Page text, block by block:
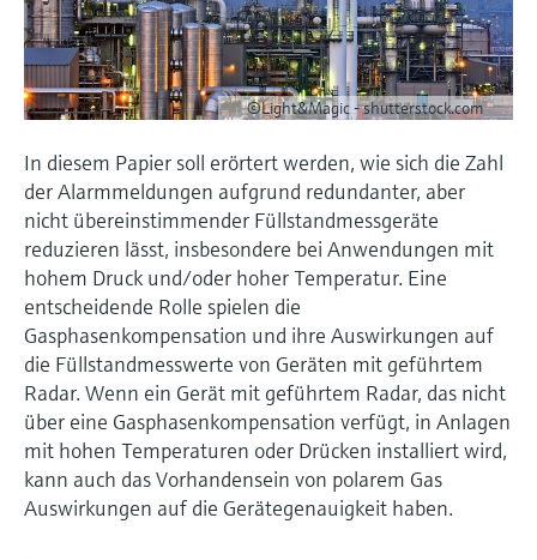
Optische Analyse
Netilion IIoT
Software
Produktwerkzeuge
Produktfinder
Produkte anhand von Produktmerkmalen
finden
Applicator
Produkte anhand von
Anwendungsparametern finden, auswählen
und konfigurieren
Differenzdruck-Durchflussmessung
Alle ansehen
Hydrostatische Füllstandsmessung
Konduktive Füllstandsmessung
Füllstandsmessung Schwimmer
Radiometrische Messung
Drehflügelschalter
Servo Füllstandsmessung
Elektromechanische
Füllstandsmessung
Mikrowellenschranke
Sauerstoffsensoren und -
messumformer
Laborgeräte
Automatische Probenehmer
SAK-, CSB- und TOC-Analysatoren
Redox-Elektroden und -
Messumformer
Schlammspiegelmessung
Analysatoren für Ammonium,
Nitrat, Phosphat etc.
Temperaturschalter
Oberflächenthermometer und
Kabelfühler
Multipoint Thermometer
Alle ansehen
Energiemanager &
Applikationsmanager
Alle ansehen
Prozess-Gasanalysatoren
Luftqualitätsmessgeräte
Rauchdetektoren
Sichtweitemessgeräte
Überhöhendetektoren
Alle ansehen
Netilion Device Viewer
Netilion Water
Grundstoffe, Bergbau, Metalle
Hilfskreisläufe - Dampf
Im Fokus für alle Branchen
Lösungen für Nachhaltigkeit in der
Industrie
Der Wandel in der Prozessindustrie
durch Digitalisierung
Operational Excellence dank
entscheidungsrelevanter
Learning Center
Learning Center – Geführte Kurse und
Wissensressourcen auf der Endress+Hauser
Lernplattform ermöglichen die
Weiterbildung jederzeit und von jedem
Wählen Sie aus einer Vielfalt an Events aus,
sei es Schulungen, Seminare, Messen,
Fachtagungen oder Online-Seminare.
Karriere
Kultur & Werte
Nachhaltigkeit
Endress+Hauser Optical Analysis
Endress+Hauser SICK
Networking
Event- und Schulungsfinder
Job opportunities at
Endress+Hauser SICK
©Light&Magic - shutterstock.com
In diesem Papier soll erörtert werden, wie sich die Zahl
der Alarmmeldungen aufgrund redundanter, aber
nicht übereinstimmender Füllstandmessgeräte
reduzieren lässt, insbesondere bei Anwendungen mit
hohem Druck und/oder hoher Temperatur. Eine
entscheidende Rolle spielen die
Gasphasenkompensation und ihre Auswirkungen auf
die Füllstandmesswerte von Geräten mit geführtem
Radar. Wenn ein Gerät mit geführtem Radar, das nicht
über eine Gasphasenkompensation verfügt, in Anlagen
mit hohen Temperaturen oder Drücken installiert wird,
kann auch das Vorhandensein von polarem Gas
Auswirkungen auf die Gerätegenauigkeit haben.